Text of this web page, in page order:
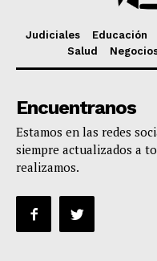
Judiciales Educación
Salud
Encuentranos
Estamos en las redes
siempre actualizados a
realizamos.